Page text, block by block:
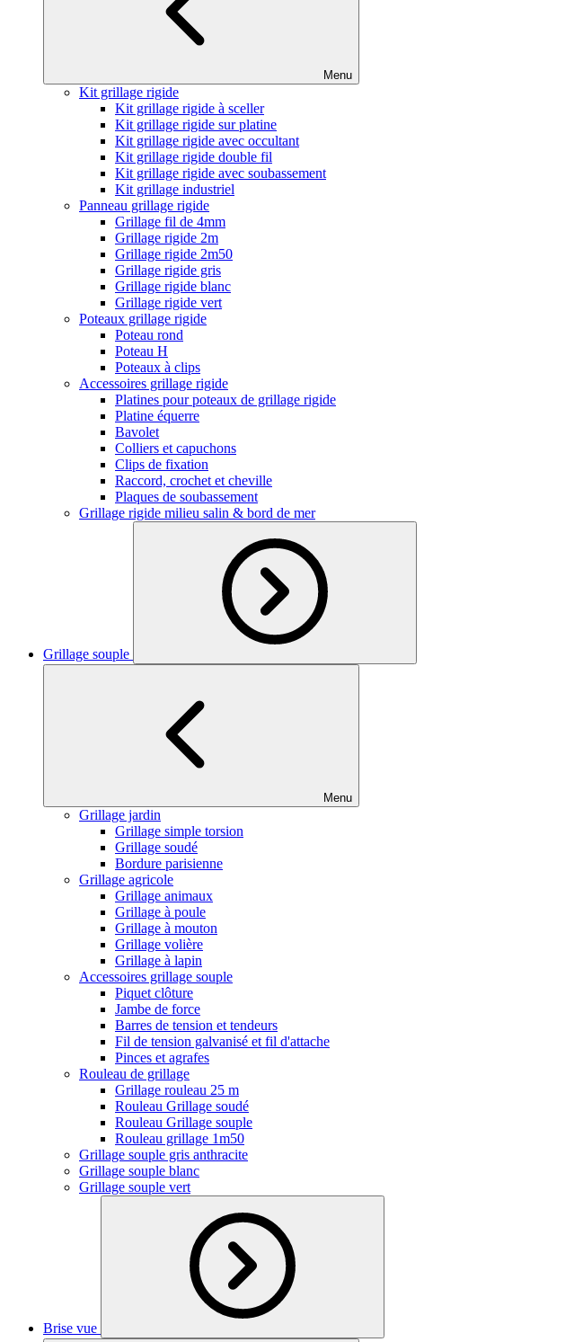
Menu
Kit grillage rigide
Kit grillage rigide à sceller
Kit grillage rigide sur platine
Kit grillage rigide avec occultant
Kit grillage rigide double fil
Kit grillage rigide avec soubassement
Kit grillage industriel
Panneau grillage rigide
Grillage fil de 4mm
Grillage rigide 2m
Grillage rigide 2m50
Grillage rigide gris
Grillage rigide blanc
Grillage rigide vert
Poteaux grillage rigide
Poteau rond
Poteau H
Poteaux à clips
Accessoires grillage rigide
Platines pour poteaux de grillage rigide
Platine équerre
Bavolet
Colliers et capuchons
Clips de fixation
Raccord, crochet et cheville
Plaques de soubassement
Grillage rigide milieu salin & bord de mer
Grillage souple
Menu
Grillage jardin
Grillage simple torsion
Grillage soudé
Bordure parisienne
Grillage agricole
Grillage animaux
Grillage à poule
Grillage à mouton
Grillage volière
Grillage à lapin
Accessoires grillage souple
Piquet clôture
Jambe de force
Barres de tension et tendeurs
Fil de tension galvanisé et fil d'attache
Pinces et agrafes
Rouleau de grillage
Grillage rouleau 25 m
Rouleau Grillage soudé
Rouleau Grillage souple
Rouleau grillage 1m50
Grillage souple gris anthracite
Grillage souple blanc
Grillage souple vert
Brise vue